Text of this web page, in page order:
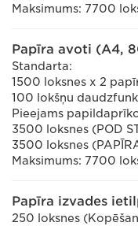
Maksimums: 7700
Papīra avoti (A4,
Standarta:
1500 loksnes x 2
100 lokšņu
Pieejams
3500 loksnes (POD
3500 loksnes
Maksimums: 7700
Papīra izvades
250 loksnes